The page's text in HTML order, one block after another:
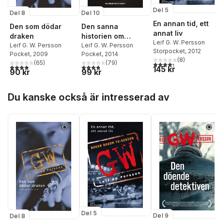
Del 8
Den som dödar
draken
Leif G. W. Persson
Pocket, 2009
3,9utav 5 stjärnor. Totalt antal röster:
(65)
90 kr
Del 10
Den sanna
historien om
Pinocchios näsa
Leif G. W. Persson
Pocket, 2014
3,8utav 5 stjärnor. Totalt antal röster:
(79)
99 kr
Del 5
En annan tid, ett
annat liv
Leif G. W. Persson
Storpocket, 2012
4,3utav 5 stjärnor.
(8)
145 kr
Du kanske också är intresserad av
Del 8 Del 5 Del 9